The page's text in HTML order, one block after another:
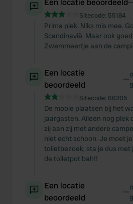
Een locatie beoordeeld
Sitecode: 55184
Prima plek. Niks mis mee.
Scandinavië. Maar ook
Zwemmeertje aan de
Een locatie
beoordeeld
—
Sitecode: 66205
De mooie plaatsen bij het
jaargasten. Alleen nog plek
zij aan zij met andere
niet echt schoon. Je moet
toiletbezoek, sta je dus
de toiletpot bah!!
Een locatie
beoordeeld
—